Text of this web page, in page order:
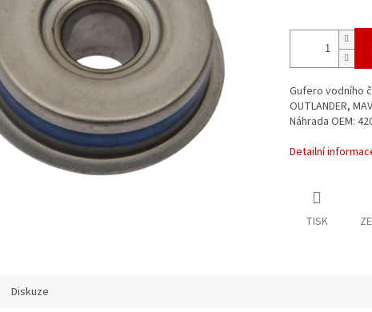
Gufero vodního
OUTLANDER,
Náhrada OEM:
Detailní
TISK
Diskuze